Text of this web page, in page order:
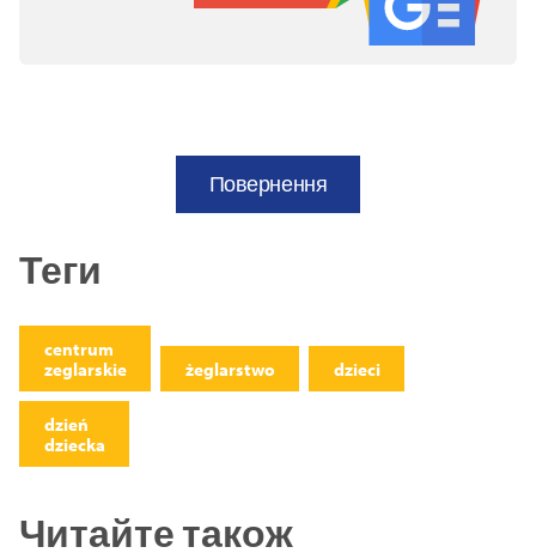
Повернення
Теги
centrum
zeglarskie
żeglarstwo dzieci
dzień
dziecka
Читайте також